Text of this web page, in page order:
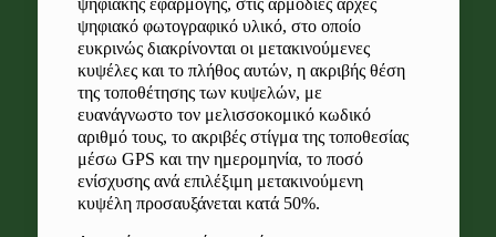
ψηφιακό φωτογραφικό υλικό, στο οποίο
ευκρινώς διακρίνονται οι μετακινούμενες
κυψέλες και το πλήθος αυτών, η ακριβής θέση
της τοποθέτησης των κυψελών, με
ευανάγνωστο τον μελισσοκομικό κωδικό
αριθμό τους, το ακριβές στίγμα της τοποθεσίας
μέσω GPS και την ημερομηνία, το ποσό
ενίσχυσης ανά επιλέξιμη μετακινούμενη
κυψέλη προσαυξάνεται κατά 50%.